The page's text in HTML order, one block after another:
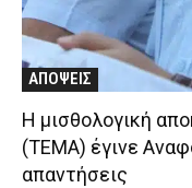
ΑΠΟΨΕΙΣ
Η μισθολογική
(ΤΕΜΑ) έγινε
απαντήσεις